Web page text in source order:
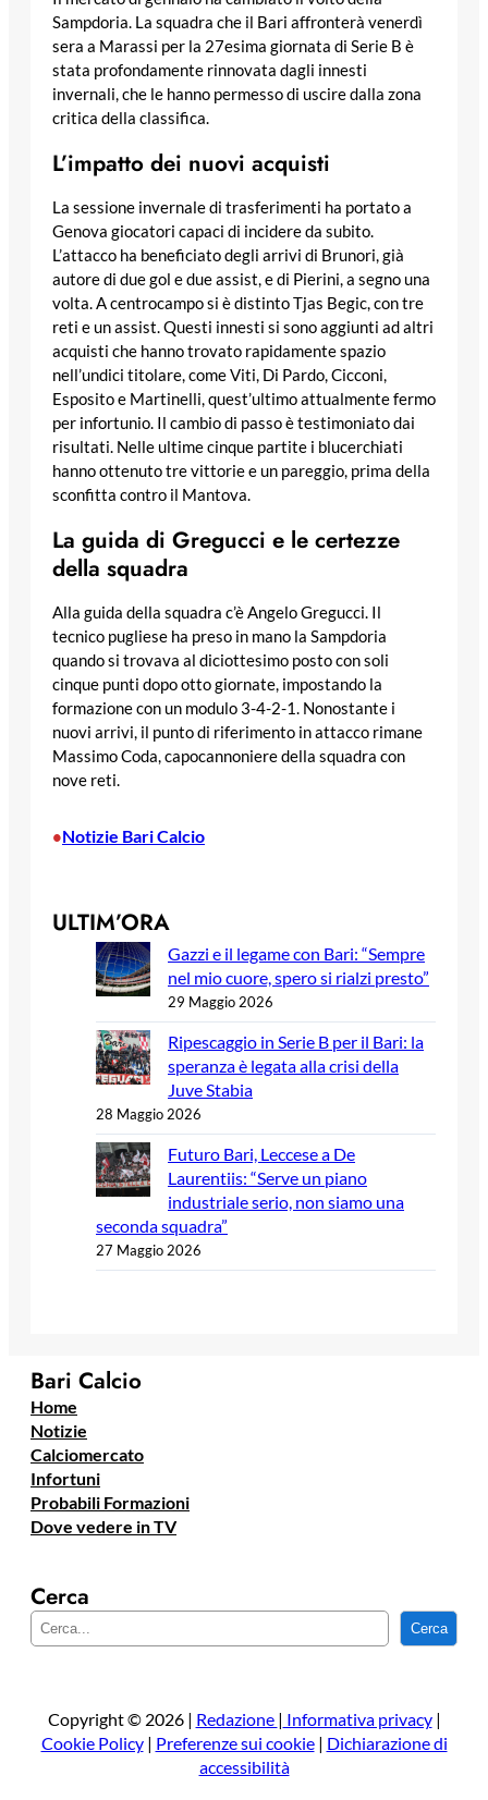
Sampdoria. La squadra che il Bari affronterà venerdì
sera a Marassi per la 27esima giornata di Serie B è
stata profondamente rinnovata dagli innesti
invernali, che le hanno permesso di uscire dalla zona
critica della classifica.
L’impatto dei nuovi acquisti
La sessione invernale di trasferimenti ha portato a
Genova giocatori capaci di incidere da subito.
L’attacco ha beneficiato degli arrivi di Brunori, già
autore di due gol e due assist, e di Pierini, a segno una
volta. A centrocampo si è distinto Tjas Begic, con tre
reti e un assist. Questi innesti si sono aggiunti ad altri
acquisti che hanno trovato rapidamente spazio
nell’undici titolare, come Viti, Di Pardo, Cicconi,
Esposito e Martinelli, quest’ultimo attualmente fermo
per infortunio. Il cambio di passo è testimoniato dai
risultati. Nelle ultime cinque partite i blucerchiati
hanno ottenuto tre vittorie e un pareggio, prima della
sconfitta contro il Mantova.
La guida di Gregucci e le certezze
della squadra
Alla guida della squadra c’è Angelo Gregucci. Il
tecnico pugliese ha preso in mano la Sampdoria
quando si trovava al diciottesimo posto con soli
cinque punti dopo otto giornate, impostando la
formazione con un modulo 3-4-2-1. Nonostante i
nuovi arrivi, il punto di riferimento in attacco rimane
Massimo Coda, capocannoniere della squadra con
nove reti.
•Notizie Bari Calcio
ULTIM’ORA
Gazzi e il legame con Bari: “Sempre
nel mio cuore, spero si rialzi presto”
29 Maggio 2026
Ripescaggio in Serie B per il Bari: la
speranza è legata alla crisi della
Juve Stabia
28 Maggio 2026
Futuro Bari, Leccese a De
Laurentiis: “Serve un piano
industriale serio, non siamo una
seconda squadra”
27 Maggio 2026
Bari Calcio
Home
Notizie
Calciomercato
Infortuni
Probabili Formazioni
Dove vedere in TV
Cerca
e
a
Cerca
Copyright © 2026 | Redazione | Informativa privacy|
Cookie Policy| Preferenze sui cookie| Dichiarazione di
accessibilità